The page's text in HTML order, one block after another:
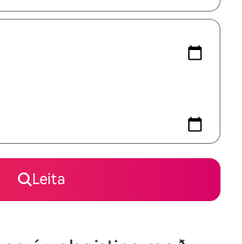
Leita